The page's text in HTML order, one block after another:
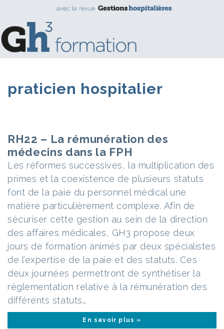
praticien hospitalier
RH22 – La rémunération des
médecins dans la FPH
Les réformes successives, la multiplication des
primes et la coexistence de plusieurs statuts
font de la paie du personnel médical une
matière particulièrement complexe. Afin de
sécuriser cette gestion au sein de la direction
des affaires médicales, GH3 propose deux
jours de formation animés par deux spécialistes
de l’expertise de la paie et des statuts. Ces
deux journées permettront de synthétiser la
réglementation relative à la rémunération des
différents statuts…
En savoir plus »